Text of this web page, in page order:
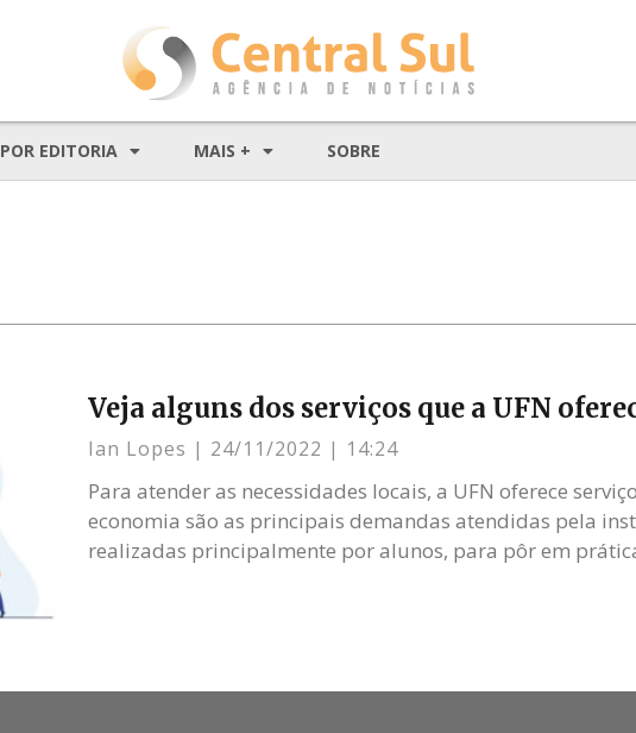
POR EDITORIA MAIS + SOBRE
Veja alguns dos serviços que a UFN
Ian Lopes 24/11/2022 14:24
Para atender as necessidades locais, a UFN oferece
economia são as principais demandas atendidas pela
realizadas principalmente por alunos, para pôr em